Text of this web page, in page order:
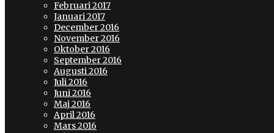
Februari 2017
Januari 2017
December 2016
November 2016
Oktober 2016
September 2016
Augusti 2016
Juli 2016
Juni 2016
Maj 2016
April 2016
Mars 2016